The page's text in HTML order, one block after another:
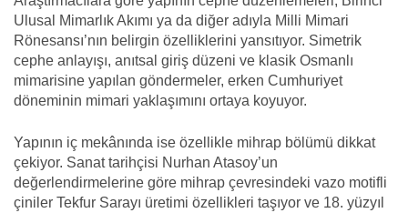
Ulusal Mimarlık Akımı ya da diğer adıyla Milli Mimari
Rönesansı’nın belirgin özelliklerini yansıtıyor. Simetrik
cephe anlayışı, anıtsal giriş düzeni ve klasik Osmanlı
mimarisine yapılan göndermeler, erken Cumhuriyet
döneminin mimari yaklaşımını ortaya koyuyor.
Yapının iç mekânında ise özellikle mihrap bölümü dikkat
çekiyor. Sanat tarihçisi Nurhan Atasoy’un
değerlendirmelerine göre mihrap çevresindeki vazo motifli
çiniler Tekfur Sarayı üretimi özellikleri taşıyor ve 18. yüzyıl